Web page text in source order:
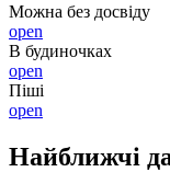
Можна без досвіду
open
В будиночках
open
Піші
open
Найближчі